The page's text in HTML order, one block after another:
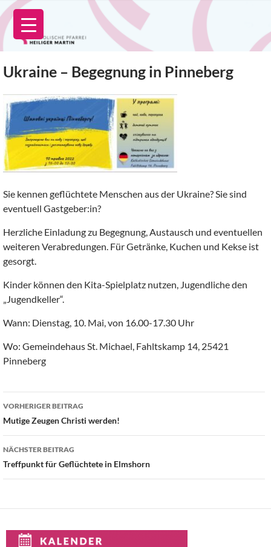
Zum
Inhalt
springen
Ukraine – Begegnung in Pinneberg
Sie kennen geflüchtete Menschen aus der Ukraine? Sie sind
eventuell Gastgeber:in?
Herzliche Einladung zu Begegnung, Austausch und eventuellen
weiteren Verabredungen. Für Getränke, Kuchen und Kekse ist
gesorgt.
Kinder können den Kita-Spielplatz nutzen, Jugendliche den
„Jugendkeller“.
Wann: Dienstag, 10. Mai, von 16.00-17.30 Uhr
Wo: Gemeindehaus St. Michael, Fahltskamp 14, 25421
Pinneberg
Beitragsnavigation
VORHERIGER BEITRAG
Mutige Zeugen Christi werden!
NÄCHSTER BEITRAG
Treffpunkt für Geflüchtete in Elmshorn